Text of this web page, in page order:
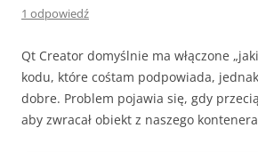
1 odpowiedź
Qt Creator domyślnie ma włączone
kodu, które cośtam podpowiada,
dobre. Problem pojawia się, gdy
aby zwracał obiekt z naszego